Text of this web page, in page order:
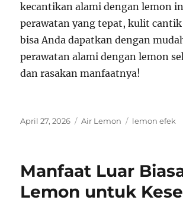
kecantikan alami dengan lemon
perawatan yang tepat, kulit cantik
bisa Anda dapatkan dengan
perawatan alami dengan lemon
dan rasakan manfaatnya!
Posted
April 27, 2026 Categories
Air Lemon Tags
lemon efek
Manfaat Luar
Lemon untuk